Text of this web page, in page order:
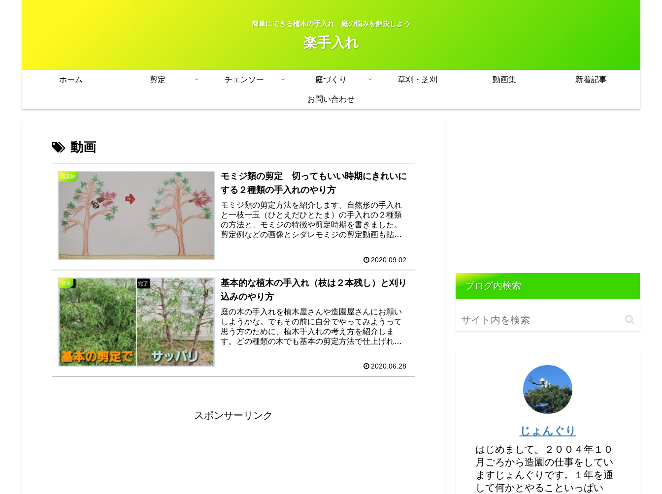
簡単にできる植木の手入れ 庭の悩みを解決しよう
楽手入れ
ホーム 剪定 チェンソー 庭づくり 草刈・芝刈 動画集 新着記事
お問い合わせ
動画
落葉樹
モミジ類の剪定 切ってもいい時期にきれいに
する２種類の手入れのやり方
モミジ類の剪定方法を紹介します。自然形の手入れ
と一枝一玉（ひとえだひとたま）の手入れの２種類
の方法と、モミジの特徴や剪定時期を書きました。
剪定例などの画像とシダレモミジの剪定動画も貼っ
2020.09.02
基本
基本的な植木の手入れ（枝は２本残し）と刈り
込みのやり方
庭の木の手入れを植木屋さんや造園屋さんにお願い
しようかな。でもその前に自分でやってみようって
思う方のために、植木手入れの考え方を紹介しま
す。どの種類の木でも基本の剪定方法で仕上げれば
2020.06.28
スポンサーリンク
ブログ内検索
じょんぐり
はじめまして。２００４年１０
月ごろから造園の仕事をしてい
ますじょんぐりです。１年を通
して何かとやることいっぱい